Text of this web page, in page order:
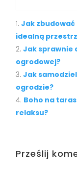
Jak
idealną
Jak sprawnie
ogrodowej?
Jak
ogrodzie?
Boho na
relaksu?
Prześlij